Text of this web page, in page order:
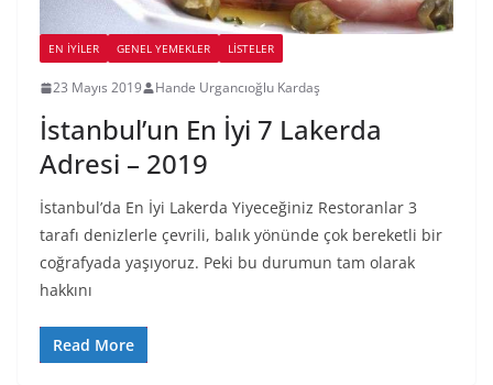
EN İYILER GENEL YEMEKLER LİSTELER
23 Mayıs 2019 Hande Urgancıoğlu Kardaş
İstanbul’un En İyi 7 Lakerda
Adresi – 2019
İstanbul’da En İyi Lakerda Yiyeceğiniz Restoranlar 3
tarafı denizlerle çevrili, balık yönünde çok bereketli bir
coğrafyada yaşıyoruz. Peki bu durumun tam olarak
hakkını
Read More